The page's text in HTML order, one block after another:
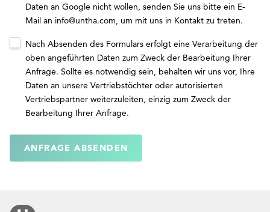
Daten an Google nicht wollen, senden Sie uns bitte ein E-
Mail an info@untha.com , um mit uns in Kontakt zu treten.
Nach Absenden des Formulars erfolgt eine Verarbeitung der
oben angeführten Daten zum Zweck der Bearbeitung Ihrer
Anfrage. Sollte es notwendig sein, behalten wir uns vor, Ihre
Daten an unsere Vertriebstöchter oder autorisierten
Vertriebspartner weiterzuleiten, einzig zum Zweck der
Bearbeitung Ihrer Anfrage.
ANFRAGE ABSENDEN